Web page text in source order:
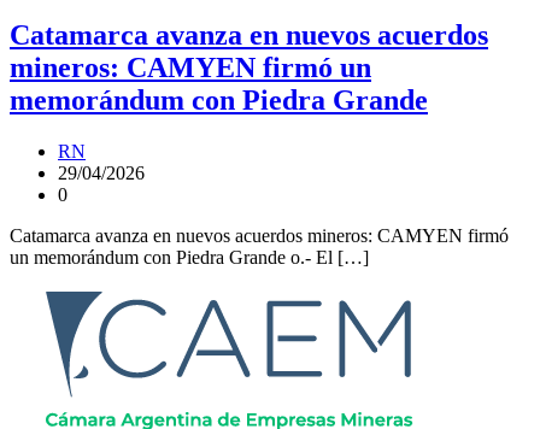
Catamarca avanza en nuevos acuerdos
mineros: CAMYEN firmó un
memorándum con Piedra Grande
RN
29/04/2026
0
Catamarca avanza en nuevos acuerdos mineros: CAMYEN firmó
un memorándum con Piedra Grande o.- El […]